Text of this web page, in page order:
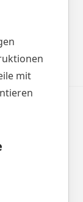
mit